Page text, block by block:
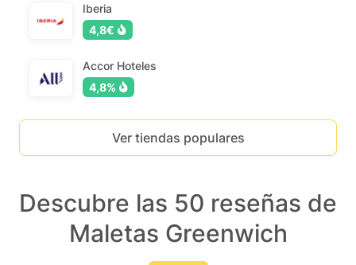
Iberia
4,8€
Accor Hoteles
4,8%
Ver tiendas populares
Descubre las 50 reseñas de
Maletas Greenwich